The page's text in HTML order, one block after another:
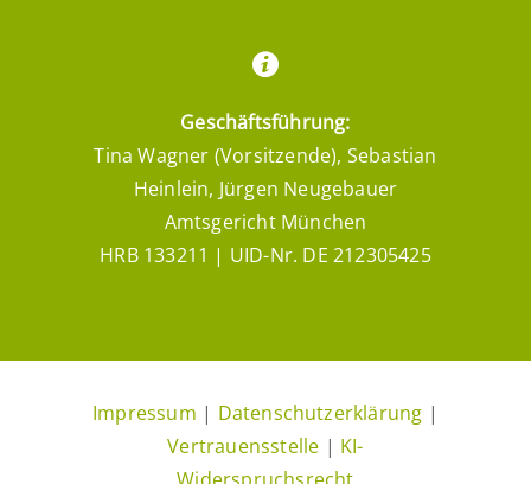
Geschäftsführung:
Tina Wagner (Vorsitzende), Sebastian
Heinlein, Jürgen Neugebauer
Amtsgericht München
HRB 133211 | UID-Nr. DE 212305425
Impressum | Datenschutzerklärung |
Vertrauensstelle | KI-